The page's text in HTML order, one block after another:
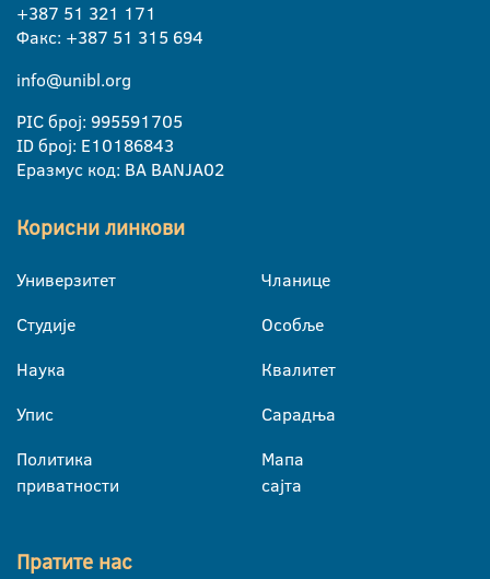
+387 51 321 171
Факс: +387 51 315 694
info@unibl.org
PIC број: 995591705
ID број: E10186843
Еразмус код: BA BANJA02
Корисни линкови
Универзитет
Студије
Наука
Упис
Политика
приватности
Чланице
Особље
Квалитет
Сарадња
Мапа
сајта
Пратите нас